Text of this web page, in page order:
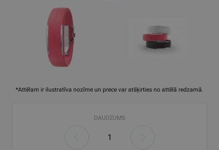
*Attēlam ir ilustratīva nozīme un prece var atšķirties no attēlā redzamā.
DAUDZUMS